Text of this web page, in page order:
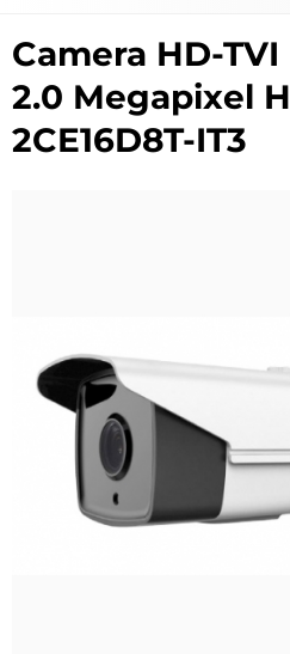
Camera HD-
2.0 Megapixel
2CE16D8T-IT3